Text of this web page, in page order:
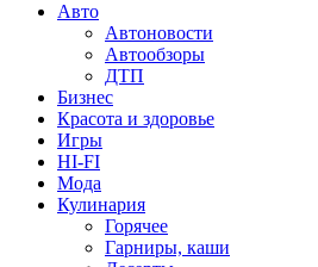
Авто
Автоновости
Автообзоры
ДТП
Бизнес
Красота и здоровье
Игры
HI-FI
Мода
Кулинария
Горячее
Гарниры, каши